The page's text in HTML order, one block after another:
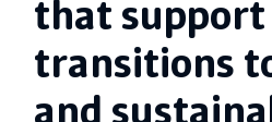
that support
transitions